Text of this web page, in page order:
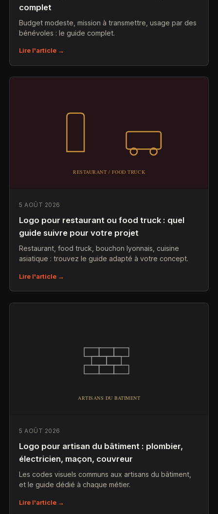
complet
Budget modeste, mission à transmettre, usage par des
bénévoles : le guide complet.
Lire l'article →
5 AOÛT 2026
Logo pour restaurant ou food truck : quel
guide suivre pour votre projet
Restaurant, food truck, bouchon lyonnais, cuisine
asiatique : trouvez le guide adapté à votre concept.
Lire l'article →
5 AOÛT 2026
Logo pour artisan du bâtiment : plombier,
électricien, maçon, couvreur
Les codes visuels communs aux artisans du bâtiment,
et le guide dédié à chaque métier.
Lire l'article →